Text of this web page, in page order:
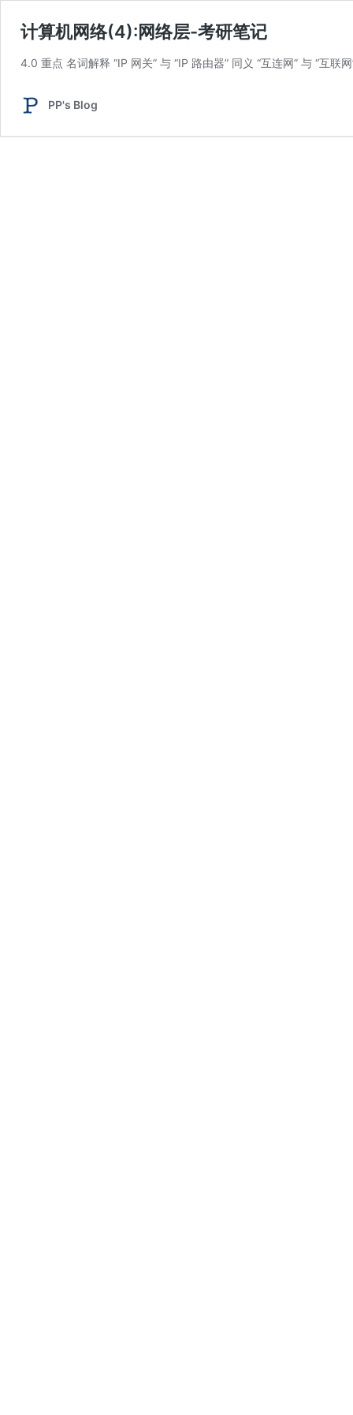
计算机网络(4):网络层-考研笔记
4.0 重点 名词解释 “IP 网关” 与 “IP 路由器” 同义 “互连网” 与 “互联
PP's Blog